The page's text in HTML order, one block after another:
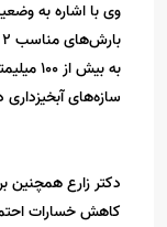
وی با اشاره به
به بیش
سازه‌های
دکتر زارع
کاهش خسارات